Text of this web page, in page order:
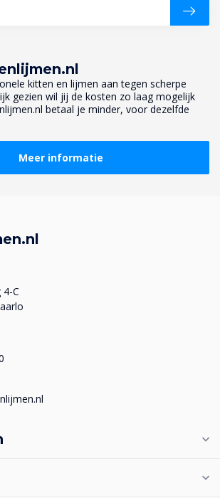
kitten en lijmen aan tegen scherpe
gezien wil jij de kosten zo laag mogelijk
betaal je minder, voor dezelfde
Meer informatie
C